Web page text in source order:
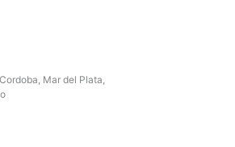
Mar del Plata,